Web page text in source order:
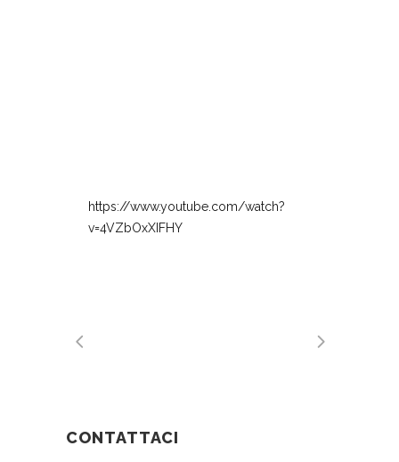
https://www.youtube.com/watch?
v=4VZbOxXIFHY
CONTATTACI